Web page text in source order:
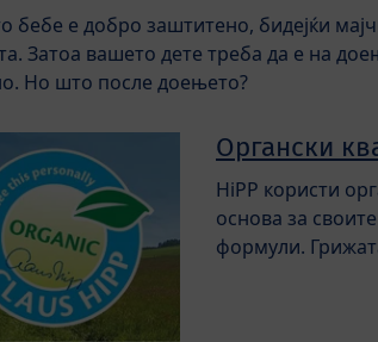
бебе е добро заштитено, бидејќи
Затоа вашето дете треба да е на
Но што после доењето?
Органски
HiPP користи
основа за
формули.